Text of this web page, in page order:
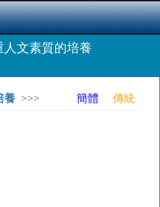
文素質的培養
養 >>> 簡體 傳統